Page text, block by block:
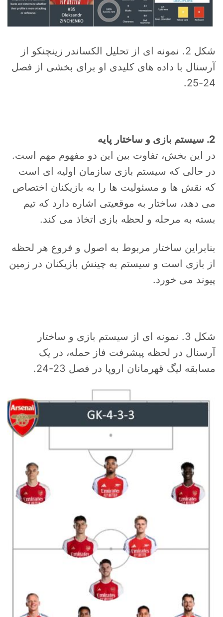
شکل 2. نمونه ای از تحلیل الکساندر زینچنکو از
آرسنال با داده های کلیدی او برای بخشی از فصل
24-25.
2. سیستم بازی و ساختار پایه
در این بخش، تفاوت بین این دو مفهوم مهم است.
در حالی که سیستم بازی سازمان اولیه ای است
که نقش ها و مسئولیت ها را به بازیکنان اختصاص
می دهد، ساختار به موقعیتی اشاره دارد که تیم
بسته به مرحله و لحظه بازی اتخاذ می کند.
بنابراین ساختار مربوط به اصول و فروع هر لحظه
از بازی است و سیستم به چینش بازیکنان در زمین
پیوند می خورد.
شکل 3. نمونه ای از سیستم بازی و ساختار
آرسنال در لحظه پیشرفت فاز حمله، در یک
مسابقه لیگ قهرمانان اروپا در فصل 23-24.